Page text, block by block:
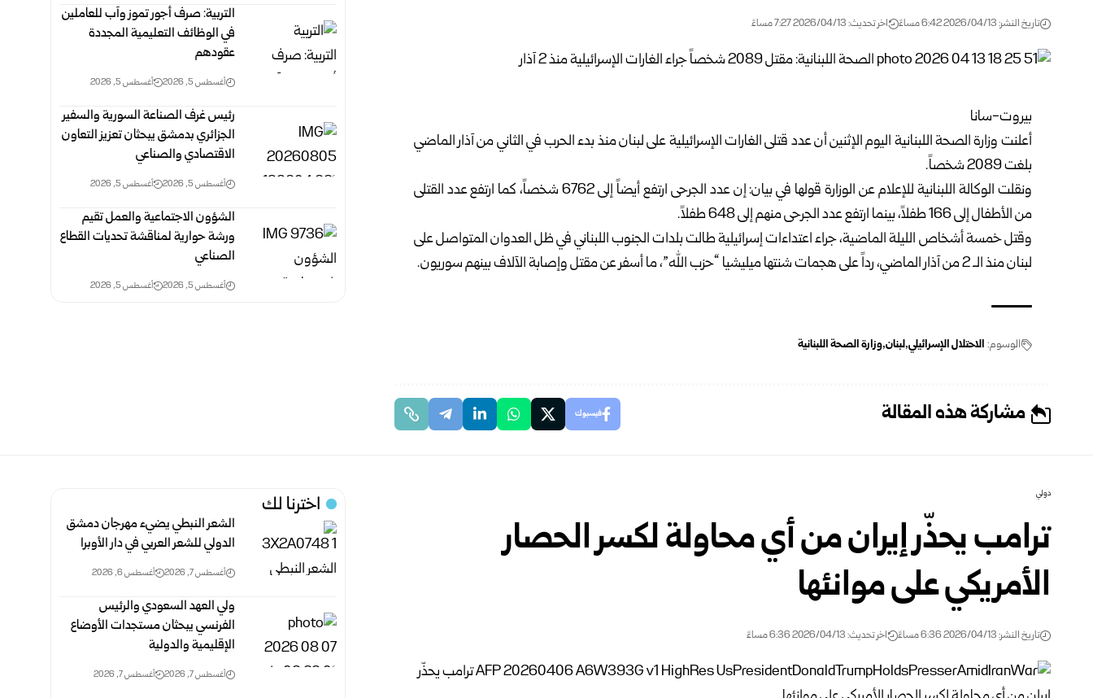
تاريخ النشر: 2026/04/13 6:42 مساءً اخر تحديث: 2026/04/13 7:27 مساءً
بيروت-سانا
أعلنت وزارة الصحة اللبنانية اليوم الإثنين أن عدد قتلى الغارات الإسرائيلية على لبنان منذ بدء الحرب في الثاني من آذار الماضي
بلغت 2089 شخصاً.
ونقلت الوكالة اللبنانية للإعلام عن الوزارة قولها في بيان: إن عدد الجرحى ارتفع أيضاً إلى 6762 شخصاً، كما ارتفع عدد القتلى
من الأطفال إلى 166 طفلاً، بينما ارتفع عدد الجرحى منهم إلى 648 طفلاً.
وقتل خمسة أشخاص الليلة الماضية، جراء اعتداءات إسرائيلية طالت بلدات الجنوب اللبناني في ظل العدوان المتواصل على
لبنان منذ الـ 2 من آذار الماضي، رداً على هجمات شنتها ميليشيا “حزب الله”، ما أسفر عن مقتل وإصابة الآلاف بينهم سوريون.
الوسوم: الاحتلال الإسرائيلي لبنان وزارة الصحة اللبنانية
مشاركة هذه المقالة فيسبوك
التربية: صرف أجور تموز وآب للعاملين
في الوظائف ‏التعليمية المجددة
عقودهم ‏
أغسطس 5, 2026 أغسطس 5, 2026
رئيس غرف الصناعة السورية والسفير
الجزائري بدمشق يبحثان تعزيز ‏التعاون
الاقتصادي والصناعي‎
أغسطس 5, 2026 أغسطس 5, 2026
الشؤون الاجتماعية والعمل تقيم
ورشة حوارية ‏لمناقشة تحديات القطاع
الصناعي
أغسطس 5, 2026 أغسطس 5, 2026
دولي
ترامب يحذّر إيران من أي محاولة لكسر الحصار
الأمريكي على موانئها
تاريخ النشر: 2026/04/13 6:36 مساءً اخر تحديث: 2026/04/13 6:36 مساءً
اخترنا لك
الشعر النبطي يضيء مهرجان دمشق
الدولي للشعر العربي في دار الأوبرا
أغسطس 7, 2026 أغسطس 6, 2026
ولي العهد السعودي والرئيس
الفرنسي يبحثان مستجدات الأوضاع
الإقليمية والدولية
أغسطس 7, 2026 أغسطس 7, 2026